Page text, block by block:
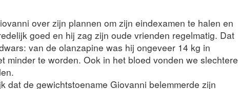
over zijn plannen om zijn eindexamen te halen en
goed en hij zag zijn oude vrienden regelmatig. Dat
van de olanzapine was hij ongeveer 14 kg in
minder te worden. Ook in het bloed vonden we slechtere
dat de gewichtstoename Giovanni belemmerde zijn